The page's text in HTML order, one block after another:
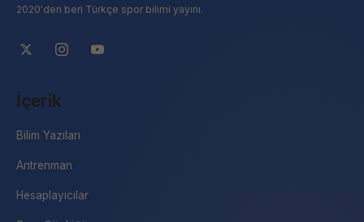
2020'den beri Türkçe spor bilimi yayını.
İçerik
Bilim Yazıları
Antrenman
Hesaplayıcılar